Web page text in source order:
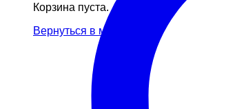
Корзина пуста.
Вернуться в магазин